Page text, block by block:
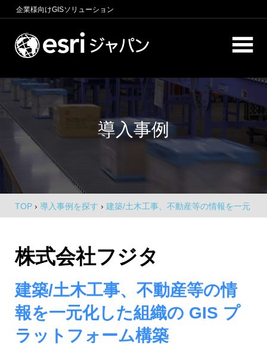
ン
へ
キ
企業様向けGISソリューション
ー
シ
ン
ン
テ
ェ
ン
商
圏
析、
マ
ー
ケ
テ
グ、
環
境
分
析、
SCM、
リ
導入事例
TOP › 導入事例を探す › 建築/土木工事、不動産等の情報を一元
化した組織の GIS プラットフォーム構築
株式会社フジタ
建築/土木工事、不動産等の情
報を一元化した組織の GIS プ
ラットフォーム構築